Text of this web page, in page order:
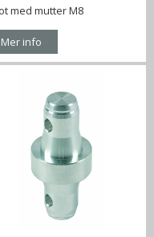
med mutter M8
Mer info